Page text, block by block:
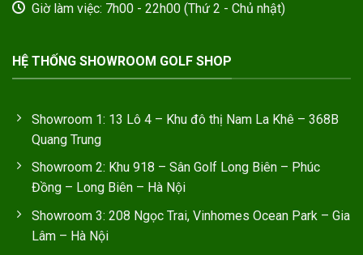
Giờ làm việc: 7h00 - 22h00 (Thứ 2 - Chủ nhật)
HỆ THỐNG SHOWROOM GOLF SHOP
Showroom 1: 13 Lô 4 – Khu đô thị Nam La Khê – 368B
Quang Trung
Showroom 2: Khu 918 – Sân Golf Long Biên – Phúc
Đồng – Long Biên – Hà Nội
Showroom 3: 208 Ngọc Trai, Vinhomes Ocean Park – Gia
Lâm – Hà Nội